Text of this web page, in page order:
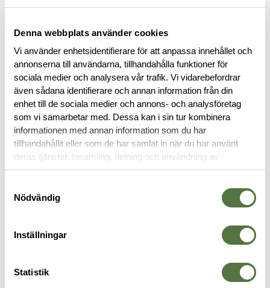
Denna webbplats använder cookies
Vi använder enhetsidentifierare för att anpassa innehållet och
annonserna till användarna, tillhandahålla funktioner för
sociala medier och analysera vår trafik. Vi vidarebefordrar
även sådana identifierare och annan information från din
enhet till de sociala medier och annons- och analysföretag
som vi samarbetar med. Dessa kan i sin tur kombinera
informationen med annan information som du har
tillhandahållit eller som de har samlat in när du har använt
deras tjänster. Insamling, delning och användning av
personuppgifter kan användas för personalisering av
Nödvändig
Inställningar
Statistik
FINNS I FÖLJANDE FÄRGER
BESKRIVNING
RECENSIONER
PACKFICKOR